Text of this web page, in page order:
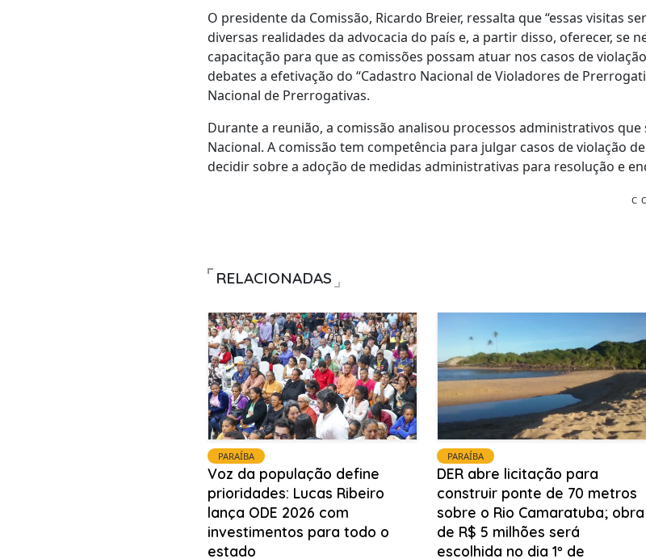
O presidente da Comissão, Ricardo Breier, ressalta que “essas visitas
diversas realidades da advocacia do país e, a partir disso, oferecer, se
capacitação para que as comissões possam atuar nos casos de
debates a efetivação do “Cadastro Nacional de Violadores de
Nacional de Prerrogativas.
Durante a reunião, a comissão analisou processos administrativos
Nacional. A comissão tem competência para julgar casos de violação
decidir sobre a adoção de medidas administrativas para resolução e
RELACIONADAS
PARAÍBA
Voz da população define
prioridades: Lucas Ribeiro
lança ODE 2026 com
investimentos para todo o
estado
PARAÍBA
DER abre licitação para
construir ponte de 70 metros
sobre o Rio Camaratuba; obra
de R$ 5 milhões será
escolhida no dia 1º de